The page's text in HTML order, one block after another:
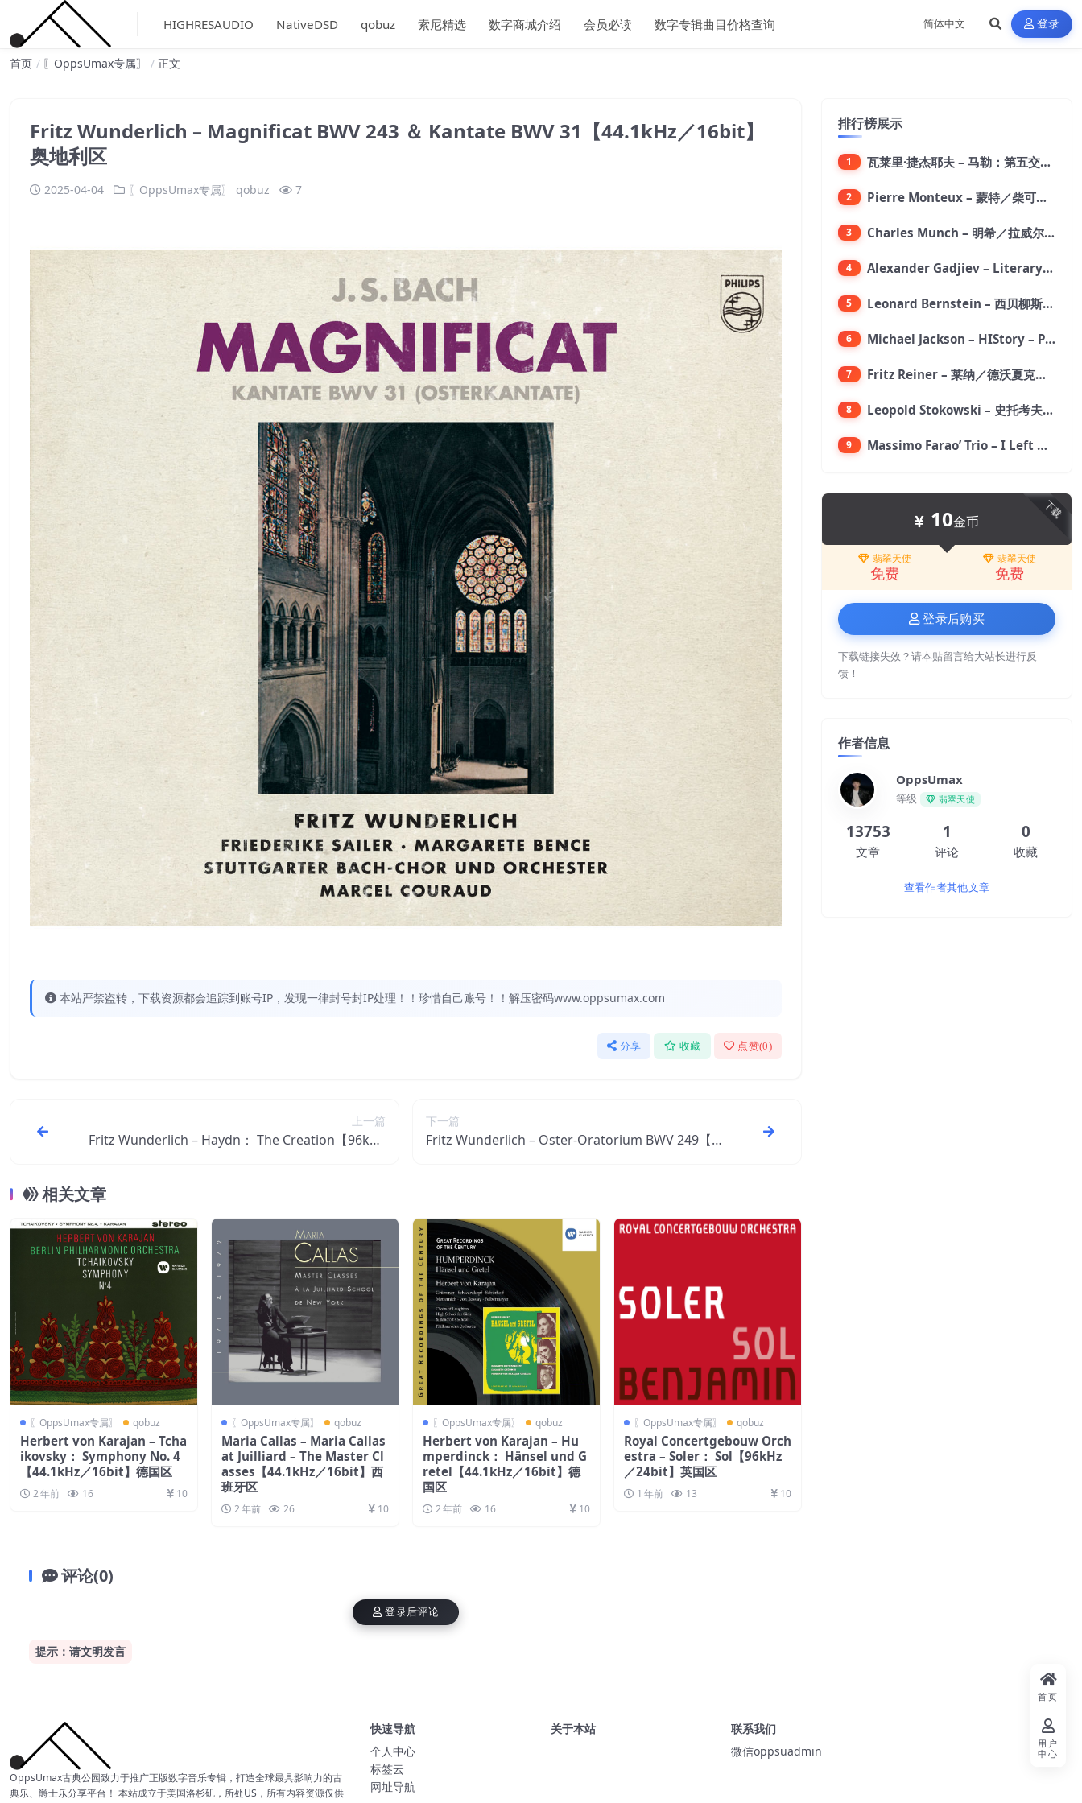
HIGHRESAUDIO NativeDSD qobuz 索尼精选 数字商城介绍 会员必读 数字专辑曲目价格查询 登录
首页 〖OppsUmax专属〗 正文
Fritz Wunderlich – Magnificat BWV 243 ＆ Kantate BWV 31【44.1kHz／16bit】
奥地利区
2025-04-04 〖OppsUmax专属〗 qobuz 7
本站严禁盗转，下载资源都会追踪到账号IP，发现一律封号封IP处理！！珍惜自己账号！！解压密码www.oppsumax.com
分享 收藏 点赞(0)
上一篇
Fritz Wunderlich – Haydn： The Creation【96kHz
下一篇
Fritz Wunderlich – Oster-Oratorium BWV 249【4
相关文章
〖OppsUmax专属〗 qobuz
Herbert von Karajan – Tcha
ikovsky： Symphony No. 4
【44.1kHz／16bit】德国区
2 年前 16 10
〖OppsUmax专属〗 qobuz
Maria Callas – Maria Callas
at Juilliard – The Master Cl
asses【44.1kHz／16bit】西
班牙区
2 年前 26 10
〖OppsUmax专属〗 qobuz
Herbert von Karajan – Hu
mperdinck： Hänsel und G
retel【44.1kHz／16bit】德
国区
2 年前 16 10
〖OppsUmax专属〗 qobuz
Royal Concertgebouw Orch
estra – Soler： Sol【96kHz
／24bit】英国区
1 年前 13 10
评论(0)
提示：请文明发言
登录后评论
排行榜展示
1 瓦莱里·捷杰耶夫 – 马勒：第五交响曲【96kHz／24bit】
2 Pierre Monteux – 蒙特／柴可夫斯基：第六交响曲【176.4kHz／24bit】
3 Charles Munch – 明希／拉威尔：波莱罗舞曲【176.4kHz／24bit】
4 Alexander Gadjiev – Literary Fantasies【FLAC 192】
5 Leonard Bernstein – 西贝柳斯：芬兰颂／格里格：培尔·金特组曲【44.1kHz／24bit】
6 Michael Jackson – HIStory – PAST, PRESENT AND FUTURE – BOOK I【96kHz／24bit】
7 Fritz Reiner – 莱纳／德沃夏克：第九交响曲【176.4kHz／24bit】
8 Leopold Stokowski – 史托考夫斯基：狂想曲【176.4kHz／24bit】
9 Massimo Farao’ Trio – I Left My Heart In San Francisco (2.8MHz DSD)【2.8MHz／1bit】
下载
10金币
翡翠天使
免费
翡翠天使
免费
登录后购买
下载链接失效？请本贴留言给大站长进行反
馈！
作者信息
OppsUmax
等级 翡翠天使
13753
文章
1
评论
0
收藏
查看作者其他文章
OppsUmax古典公园致力于推广正版数字音乐专辑，打造全球最具影响力的古
典乐、爵士乐分享平台！ 本站成立于美国洛杉矶，所处US，所有内容资源仅供
快速导航
个人中心
标签云
网址导航
关于本站
联系我们
微信oppsuadmin
首页
用户
中心